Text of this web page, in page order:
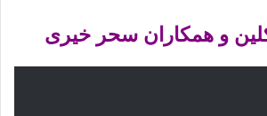
و همکاران سحر خیری